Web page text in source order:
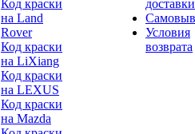
Код краски
на Land
Rover
Код краски
на LiXiang
Код краски
на LEXUS
Код краски
на Mazda
доставки
Условия
возврата